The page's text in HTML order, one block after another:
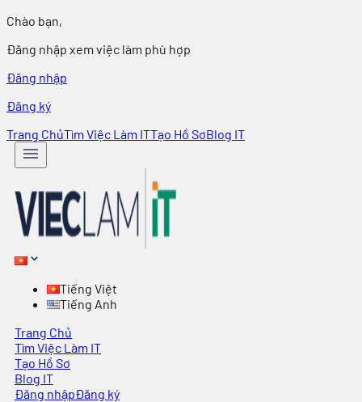
Chào bạn,
Đăng nhập xem việc làm phù hợp
Đăng nhập
Đăng ký
Trang ChủTìm Việc Làm ITTạo Hồ SơBlog IT
Tiếng Việt
Tiếng Anh
Trang Chủ
Tìm Việc Làm IT
Tạo Hồ Sơ
Blog IT
Đăng nhậpĐăng ký